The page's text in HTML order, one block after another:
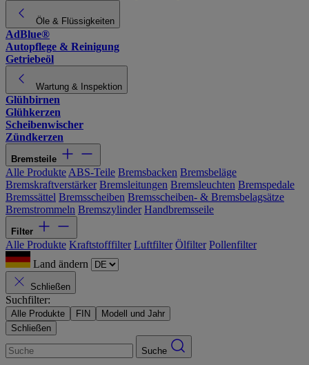
Öle & Flüssigkeiten
AdBlue®
Autopflege & Reinigung
Getriebeöl
Wartung & Inspektion
Glühbirnen
Glühkerzen
Scheibenwischer
Zündkerzen
Bremsteile
Alle Produkte ABS-Teile Bremsbacken Bremsbeläge
Bremskraftverstärker Bremsleitungen Bremsleuchten Bremspedale
Bremssättel Bremsscheiben Bremsscheiben- & Bremsbelagsätze
Bremstrommeln Bremszylinder Handbremsseile
Filter
Alle Produkte Kraftstofffilter Luftfilter Ölfilter Pollenfilter
Land ändern
Schließen
Suchfilter:
Alle Produkte FIN
Modell und Jahr
Schließen
Suche